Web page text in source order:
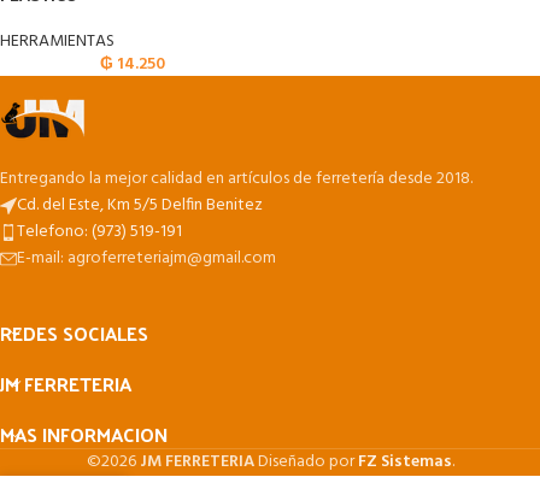
HERRAMIENTAS
₲ 14.250
Entregando la mejor calidad en artículos de ferretería desde 2018.
Cd. del Este, Km 5/5 Delfin Benitez
Telefono: (973) 519-191
E-mail: agroferreteriajm@gmail.com
REDES SOCIALES
JM FERRETERIA
MAS INFORMACION
©2026JM FERRETERIADiseñado porFZ Sistemas.